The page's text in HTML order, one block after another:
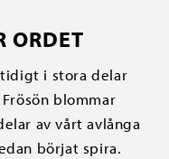
ORDET
tidigt i stora delar
blommar
av vårt avlånga
börjat spira.